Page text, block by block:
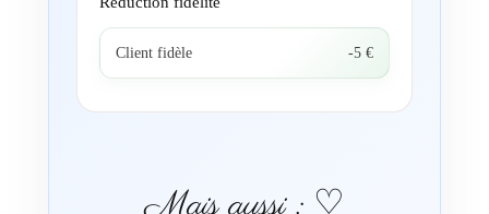
Client fidèle -5 €